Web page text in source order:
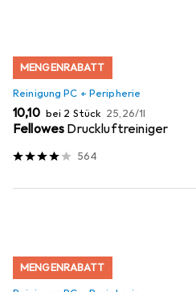
MENGENRABATT
Reinigung PC + Peripherie
EUR
10,10 bei 2 Stück EUR
25,26/1l
Fellowes Druckluftreiniger
564
MENGENRABATT